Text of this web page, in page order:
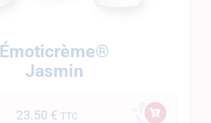
Émoticrème®
Jasmin
23.50 € TTC